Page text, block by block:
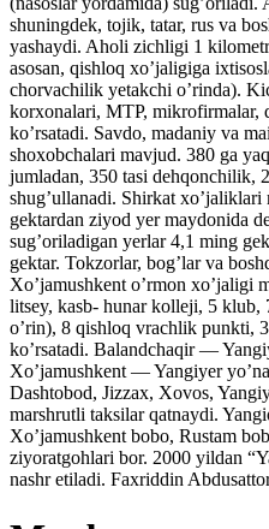
shuningdek, tojik, tatar, rus va
yashaydi. Aholi zichligi 1
asosan, qishloq xo’jaligiga
chorvachilik yetakchi o’rinda).
korxonalari, MTP, mikrofirmalar,
ko’rsatadi. Savdo, madaniy va
shoxobchalari mavjud. 380 ga
jumladan, 350 tasi dehqonchilik,
shug’ullanadi. Shirkat
gektardan ziyod yer maydonida
sug’oriladigan yerlar 4,1 ming
gektar. Tokzorlar, bog’lar va
Xo’jamushkent o’rmon xo’jaligi
litsey, kasb- hunar kolleji, 5 klub,
o’rin), 8 qishloq vrachlik punkti,
ko’rsatadi. Balandchaqir —
Xo’jamushkent — Yangiyer
Dashtobod, Jizzax, Xovos,
marshrutli taksilar qatnaydi.
Xo’jamushkent bobo, Rustam
ziyoratgohlari bor. 2000 yildan
nashr etiladi. Faxriddin